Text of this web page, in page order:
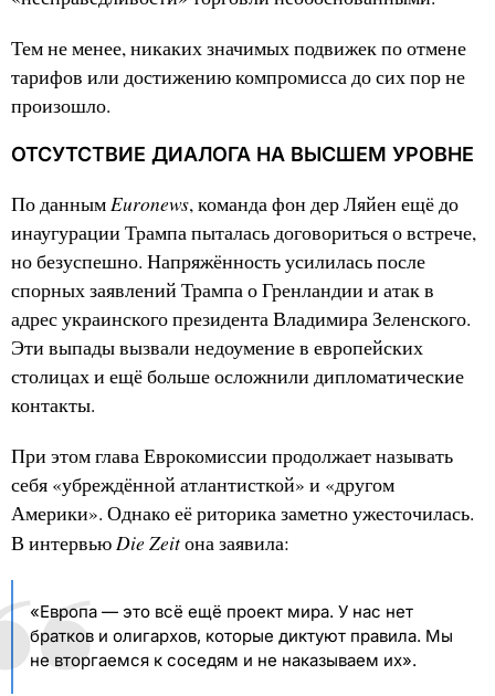
Тем не менее, никаких значимых подвижек по отмене
тарифов или достижению компромисса до сих пор не
произошло.
ОТСУТСТВИЕ ДИАЛОГА НА ВЫСШЕМ УРОВНЕ
По данным Euronews, команда фон дер Ляйен ещё до
инаугурации Трампа пыталась договориться о встрече,
но безуспешно. Напряжённость усилилась после
спорных заявлений Трампа о Гренландии и атак в
адрес украинского президента Владимира Зеленского.
Эти выпады вызвали недоумение в европейских
столицах и ещё больше осложнили дипломатические
контакты.
При этом глава Еврокомиссии продолжает называть
себя «убреждённой атлантисткой» и «другом
Америки». Однако её риторика заметно ужесточилась.
В интервью Die Zeitона заявила:
«Европа — это всё ещё проект мира. У нас нет
братков и олигархов, которые диктуют правила. Мы
не вторгаемся к соседям и не наказываем их».